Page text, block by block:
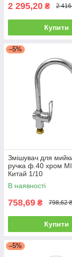
2 295,20 ₴ 2
Купити
–5%
Змішувач для
ручка ф.40 хром
Китай 1/10
В наявності
758,69 ₴ 798,62 ₴
Купити
–5%